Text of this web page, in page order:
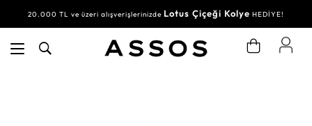
20.000 TL ve üzeri alışverişlerinizde Lotus Çiçeği Kolye HEDİYE!